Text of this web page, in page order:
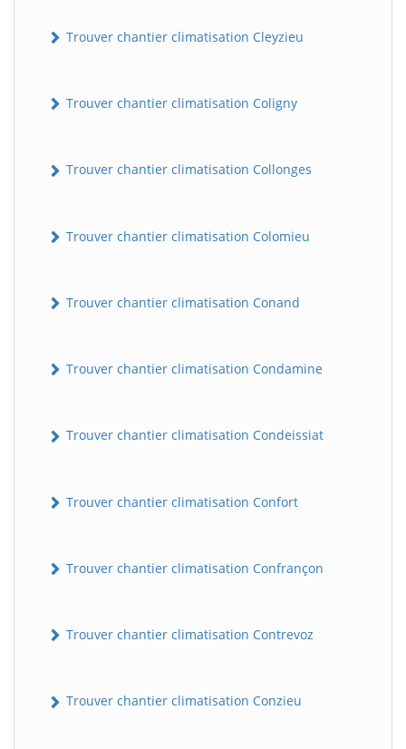
Trouver chantier climatisation Cleyzieu
Trouver chantier climatisation Coligny
Trouver chantier climatisation Collonges
Trouver chantier climatisation Colomieu
Trouver chantier climatisation Conand
Trouver chantier climatisation Condamine
Trouver chantier climatisation Condeissiat
Trouver chantier climatisation Confort
Trouver chantier climatisation Confrançon
Trouver chantier climatisation Contrevoz
Trouver chantier climatisation Conzieu
B Assistant en ligne